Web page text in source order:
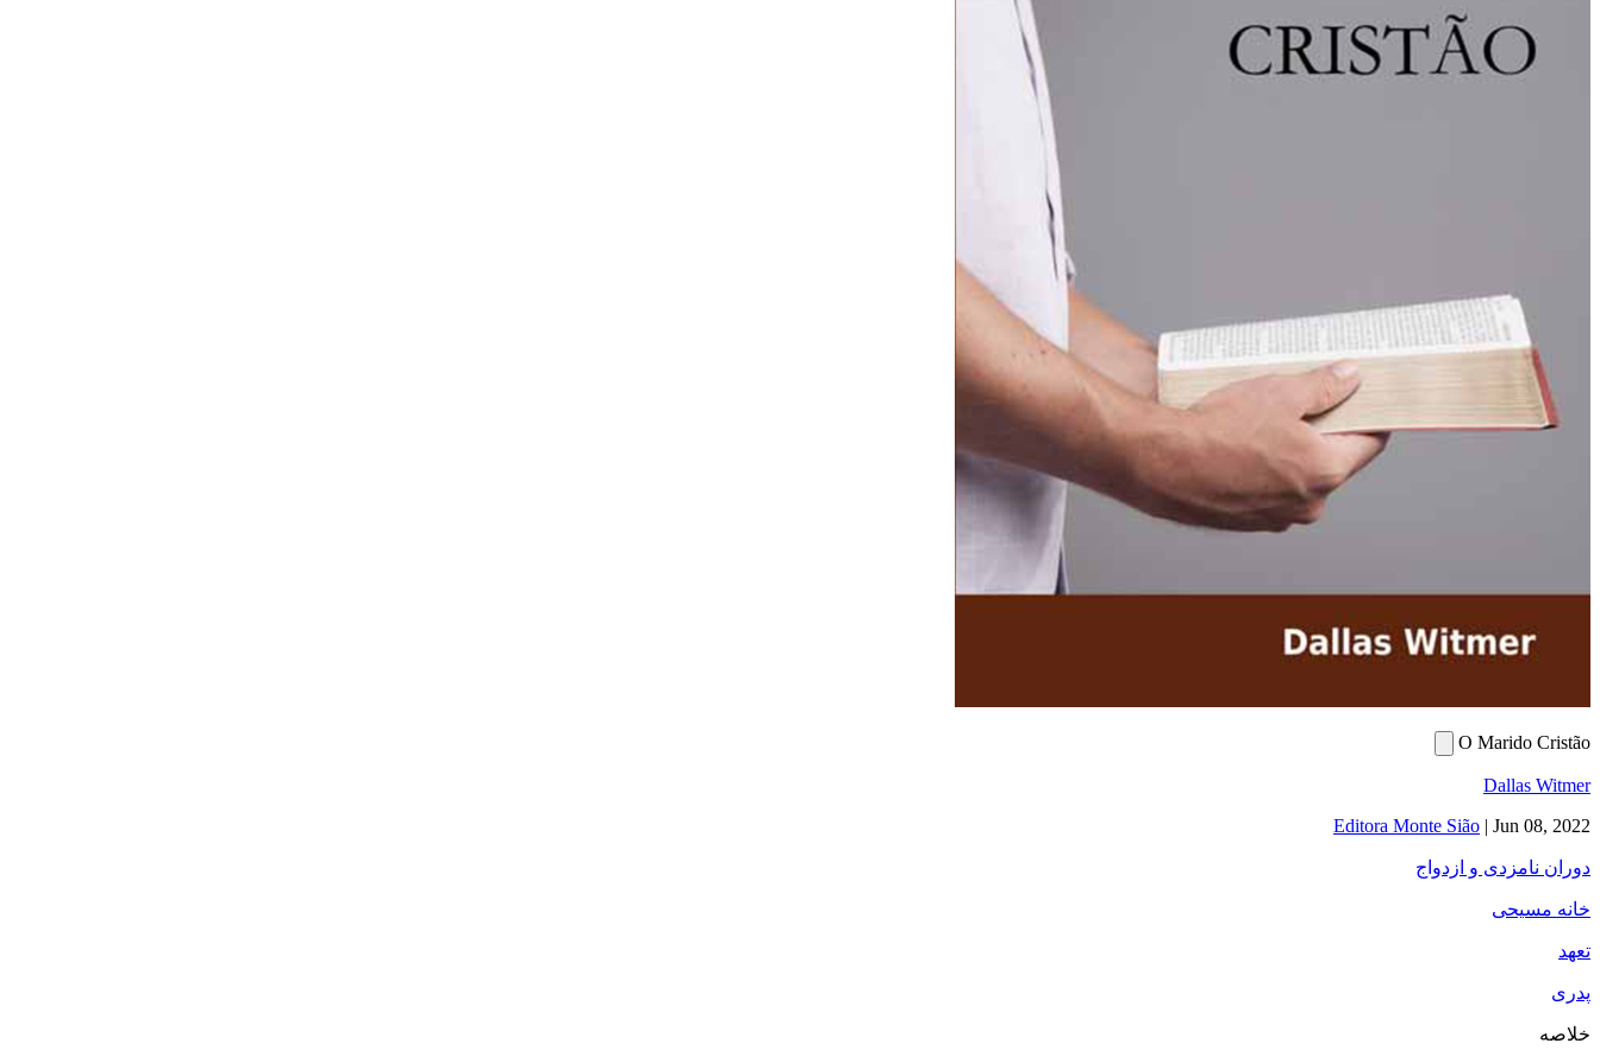
O Marido Cristão
Dallas Witmer
Editora Monte Sião | Jun 08, 2022
دوران نامزدی و ازدواج
خانه مسیحی
تعهد
پدری
خلاصه